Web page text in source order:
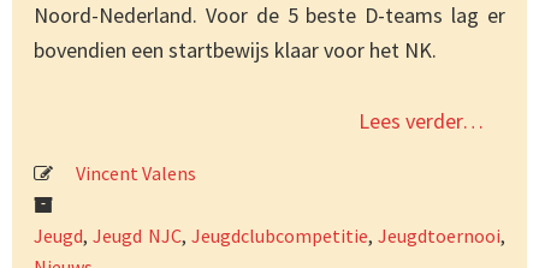
Noord-Nederland. Voor de 5 beste D-teams lag er
bovendien een startbewijs klaar voor het NK.
Lees verder…
Vincent Valens
Jeugd,Jeugd NJC, Jeugdclubcompetitie, Jeugdtoernooi,